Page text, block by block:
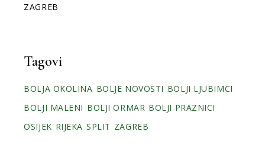
ZAGREB
Tagovi
BOLJA OKOLINA BOLJE NOVOSTI BOLJI LJUBIMCI
BOLJI MALENI BOLJI ORMAR BOLJI PRAZNICI
OSIJEK RIJEKA SPLIT ZAGREB